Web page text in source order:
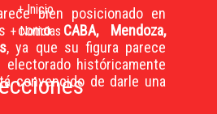
bien posicionado en
como CABA, Mendoza,
, ya que su figura parece
históricamente
convencido de darle una
+ Inicio
+ Noticias